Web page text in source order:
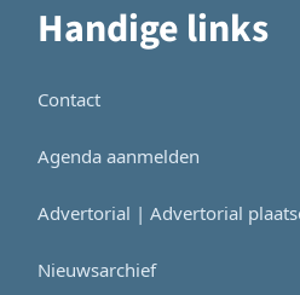
Handige links
Contact
Agenda aanmelden
Advertorial | Advertorial
Nieuwsarchief